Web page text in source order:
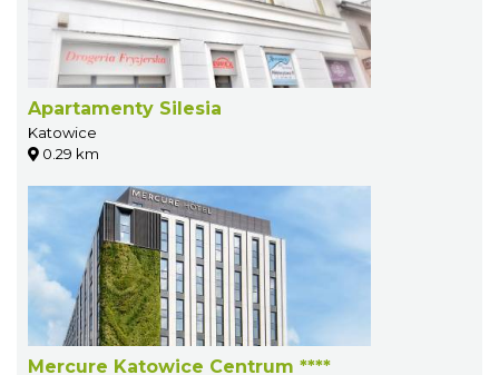
Apartamenty Silesia
Katowice
0.29 km
Mercure Katowice Centrum ****